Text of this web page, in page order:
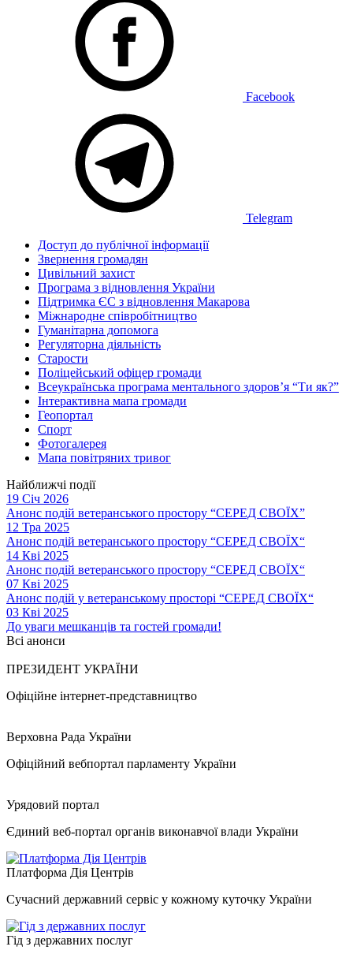
Facebook
Telegram
Доступ до публічної інформації
Звернення громадян
Цивільний захист
Програма з відновлення України
Підтримка ЄС з відновлення Макарова
Міжнародне співробітництво
Гуманітарна допомога
Регуляторна діяльність
Старости
Поліцейський офіцер громади
Всеукраїнська програма ментального здоров’я “Ти як?”
Інтерактивна мапа громади
Геопортал
Спорт
Фотогалерея
Мапа повітряних тривог
Найближчі події
19 Січ 2026
Анонс подій ветеранського простору “СЕРЕД СВОЇХ”
12 Тра 2025
Анонс подій ветеранського простору “СЕРЕД СВОЇХ“
14 Кві 2025
Анонс подій ветеранського простору “СЕРЕД СВОЇХ“
07 Кві 2025
Анонс подій у ветеранському просторі “СЕРЕД СВОЇХ“
03 Кві 2025
До уваги мешканців та гостей громади!
Всі анонси
ПРЕЗИДЕНТ УКРАЇНИ
Офіційне інтернет-представництво
Верховна Рада України
Офіційний вебпортал парламенту України
Урядовий портал
Єдиний веб-портал органів виконавчої влади України
Платформа Дія Центрів
Сучасний державний сервіс у кожному куточку України
Гід з державних послуг